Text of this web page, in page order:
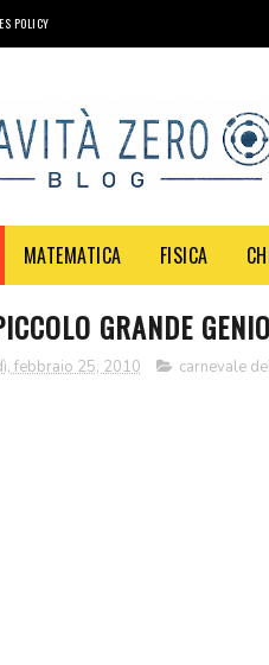
POLICY
MATEMATICA FISICA
GRANDE
febbraio 25, 2010 carnevale